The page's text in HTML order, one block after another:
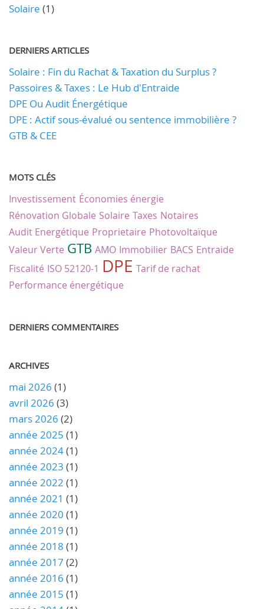
Solaire (1)
DERNIERS ARTICLES
Solaire : Fin du Rachat & Taxation du Surplus ?
Passoires & Taxes : Le Hub d'Entraide
DPE Ou Audit Énergétique
DPE : Actif sous-évalué ou sentence immobilière ?
GTB & CEE
MOTS CLÉS
Investissement Économies énergie
Rénovation Globale Solaire Taxes Notaires
Audit Energétique Proprietaire Photovoltaïque
Valeur Verte GTB AMO Immobilier BACS Entraide
Fiscalité ISO 52120-1 DPE Tarif de rachat
Performance énergétique
DERNIERS COMMENTAIRES
ARCHIVES
mai 2026 (1)
avril 2026 (3)
mars 2026 (2)
année 2025 (1)
année 2024(1)
année 2023 (1)
année 2022 (1)
année 2021 (1)
année 2020 (1)
année 2019 (1)
année 2018 (1)
année 2017 (2)
année 2016 (1)
année 2015 (1)